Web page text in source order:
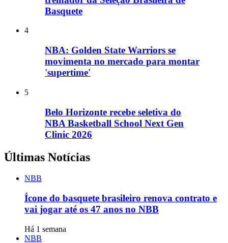
Basquete
4
NBA: Golden State Warriors se
movimenta no mercado para montar
'supertime'
5
Belo Horizonte recebe seletiva do
NBA Basketball School Next Gen
Clinic 2026
Últimas Notícias
NBB
Ícone do basquete brasileiro renova contrato e
vai jogar até os 47 anos no NBB
Há 1 semana
NBB